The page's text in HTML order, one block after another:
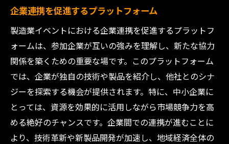
企業連携を促進するプラットフォーム
製造業イベントにおける企業連携を促進するプラットフ
ォームは、参加企業が互いの強みを理解し、新たな協力
関係を築くための重要な場です。このプラットフォーム
では、企業が独自の技術や製品を紹介し、他社とのシナ
ジーを探索する機会が提供されます。特に、中小企業に
とっては、資源を効果的に活用しながら市場競争力を高
める絶好のチャンスです。企業間での連携が進むことに
より、技術革新や新製品開発が加速し、地域経済全体の